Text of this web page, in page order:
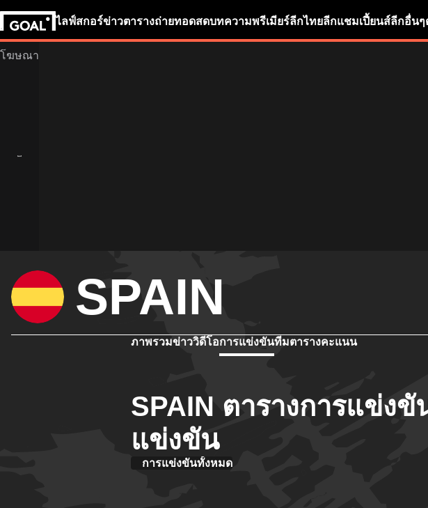
ไลฟ์สกอร์ข่าวตารางถ่ายทอดสดบทความพรีเมียร์ลีกไทยลีกแชมเปี้ยนส์ลีกอื่นๆ
SPAIN
ภาพรวมข่าววิดีโอการแข่งขันทีมตารางคะแนน
SPAIN ตารางการแข่ง
แข่งขัน
การแข่งขันทั้งหมด